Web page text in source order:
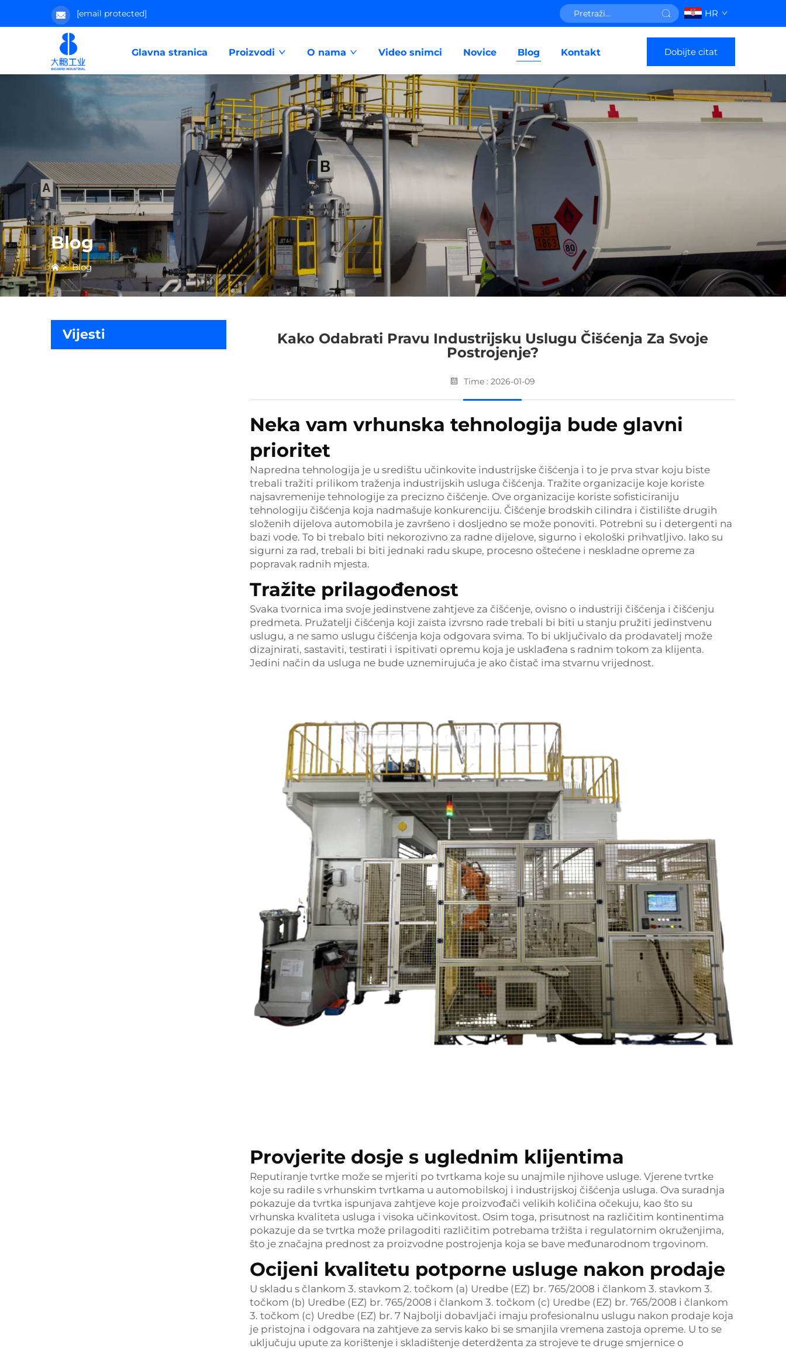
[email protected] HR
Glavna stranica Proizvodi O nama Video snimci Novice Blog Kontakt Dobijte citat
Blog
>Blog
Vijesti
Kako Odabrati Pravu Industrijsku Uslugu Čišćenja Za Svoje
Postrojenje?
Time : 2026-01-09
Neka vam vrhunska tehnologija bude glavni
prioritet
Napredna tehnologija je u središtu učinkovite industrijske čišćenja i to je prva stvar koju biste
trebali tražiti prilikom traženja industrijskih usluga čišćenja. Tražite organizacije koje koriste
najsavremenije tehnologije za precizno čišćenje. Ove organizacije koriste sofisticiraniju
tehnologiju čišćenja koja nadmašuje konkurenciju. Čišćenje brodskih cilindra i čistilište drugih
složenih dijelova automobila je završeno i dosljedno se može ponoviti. Potrebni su i detergenti na
bazi vode. To bi trebalo biti nekorozivno za radne dijelove, sigurno i ekološki prihvatljivo. Iako su
sigurni za rad, trebali bi biti jednaki radu skupe, procesno oštećene i neskladne opreme za
popravak radnih mjesta.
Tražite prilagođenost
Svaka tvornica ima svoje jedinstvene zahtjeve za čišćenje, ovisno o industriji čišćenja i čišćenju
predmeta. Pružatelji čišćenja koji zaista izvrsno rade trebali bi biti u stanju pružiti jedinstvenu
uslugu, a ne samo uslugu čišćenja koja odgovara svima. To bi uključivalo da prodavatelj može
dizajnirati, sastaviti, testirati i ispitivati opremu koja je usklađena s radnim tokom za klijenta.
Jedini način da usluga ne bude uznemirujuća je ako čistač ima stvarnu vrijednost.
Provjerite dosje s uglednim klijentima
Reputiranje tvrtke može se mjeriti po tvrtkama koje su unajmile njihove usluge. Vjerene tvrtke
koje su radile s vrhunskim tvrtkama u automobilskoj i industrijskoj čišćenja usluga. Ova suradnja
pokazuje da tvrtka ispunjava zahtjeve koje proizvođači velikih količina očekuju, kao što su
vrhunska kvaliteta usluga i visoka učinkovitost. Osim toga, prisutnost na različitim kontinentima
pokazuje da se tvrtka može prilagoditi različitim potrebama tržišta i regulatornim okruženjima,
što je značajna prednost za proizvodne postrojenja koja se bave međunarodnom trgovinom.
Ocijeni kvalitetu potporne usluge nakon prodaje
U skladu s člankom 3. stavkom 2. točkom (a) Uredbe (EZ) br. 765/2008 i člankom 3. stavkom 3.
točkom (b) Uredbe (EZ) br. 765/2008 i člankom 3. točkom (c) Uredbe (EZ) br. 765/2008 i člankom
3. točkom (c) Uredbe (EZ) br. 7 Najbolji dobavljači imaju profesionalnu uslugu nakon prodaje koja
je pristojna i odgovara na zahtjeve za servis kako bi se smanjila vremena zastoja opreme. U to se
uključuju upute za korištenje i skladištenje deterdženta za strojeve te druge smjernice o